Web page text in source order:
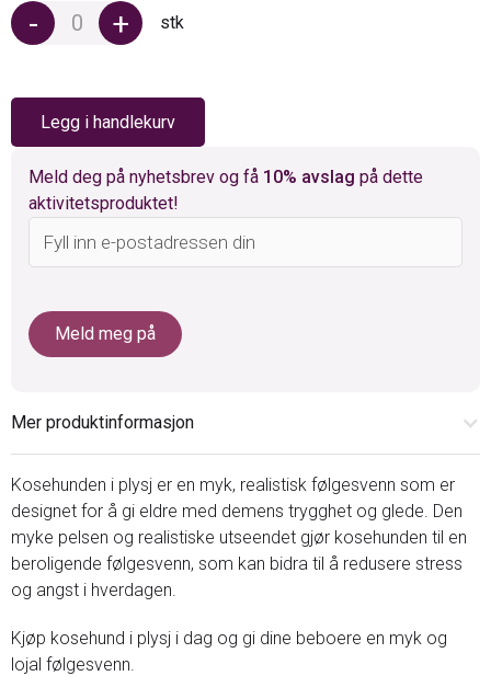
- + stk
Legg i handlekurv
Meld deg på nyhetsbrev og få 10% avslag på dette
aktivitetsproduktet!
Mer produktinformasjon
Kosehunden i plysj er en myk, realistisk følgesvenn som er
designet for å gi eldre med demens trygghet og glede. Den
myke pelsen og realistiske utseendet gjør kosehunden til en
beroligende følgesvenn, som kan bidra til å redusere stress
og angst i hverdagen.
Kjøp kosehund i plysj i dag og gi dine beboere en myk og
lojal følgesvenn.